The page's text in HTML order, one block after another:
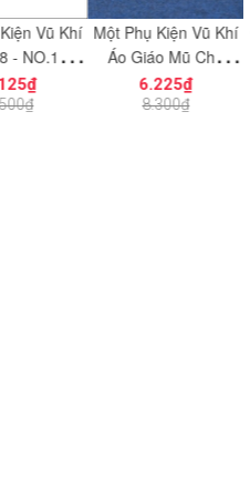
Một Phụ Kiện Vũ Khí
Áo Giáo Mũ Cho
Chiến Binh Gondor
Phiên Bản Màu Đen
COMBO 2
Chân
Factory Với
NO.1366 -